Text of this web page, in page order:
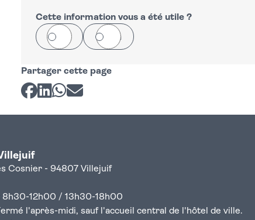
−
Cette information vous a été utile ?
Oui Non
Partager cette page
Partager sur Facebook
Partager sur LinkedIn
Partager sur Whatsapp
Partager par courriel
Cosnier - 94807 Villejuif
8h30-12h00 / 13h30-18h00
l'après-midi, sauf l'accueil central de l'hôtel de ville.